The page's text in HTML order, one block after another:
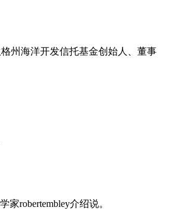
州海洋开发信托基金创始人、董事
robertembley介绍说。